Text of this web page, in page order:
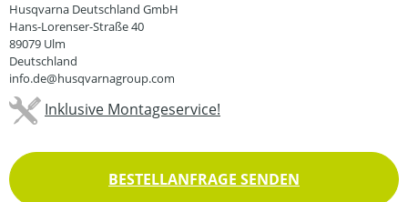
Husqvarna Deutschland GmbH
Hans-Lorenser-Straße 40
89079 Ulm
Deutschland
info.de@husqvarnagroup.com
Inklusive Montageservice!
BESTELLANFRAGE SENDEN